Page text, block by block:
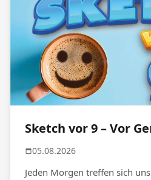
Sketch vor 9 – Vor
05.08.2026
Jeden Morgen treffen sich